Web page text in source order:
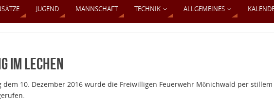
JUGEND MANNSCHAFT TECHNIK ALLGEMEINES
im Lechen
dem 10. Dezember 2016 wurde die Freiwilligen Feuerwehr Mönichwald per